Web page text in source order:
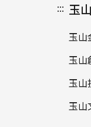
::: 玉
玉山
玉山
玉山
玉山